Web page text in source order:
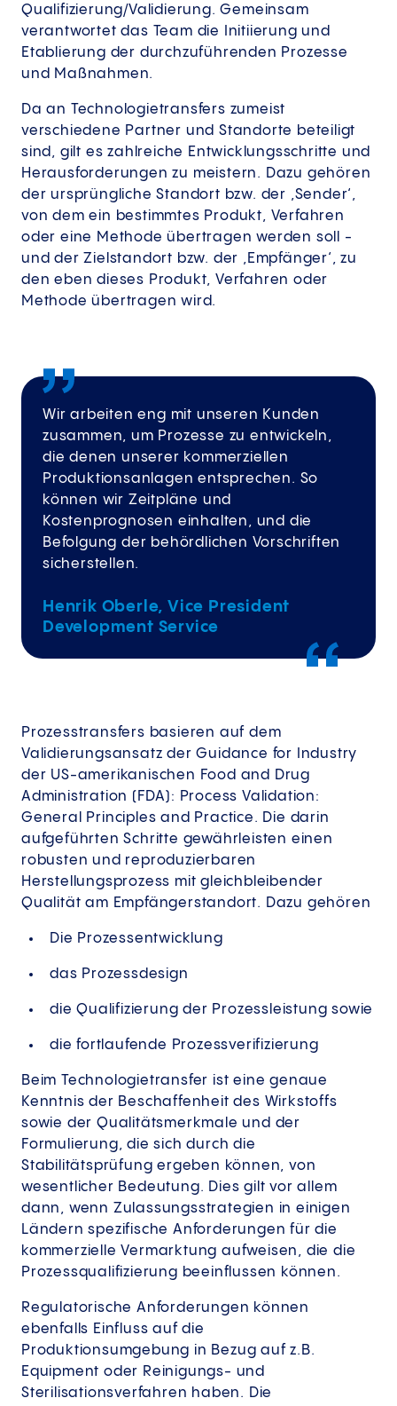
Qualifizierung/Validierung. Gemeinsam
verantwortet das Team die Initiierung und
Etablierung der durchzuführenden Prozesse
und Maßnahmen.
Da an Technologietransfers zumeist
verschiedene Partner und Standorte beteiligt
sind, gilt es zahlreiche Entwicklungsschritte und
Herausforderungen zu meistern. Dazu gehören
der ursprüngliche Standort bzw. der ‚Sender‘,
von dem ein bestimmtes Produkt, Verfahren
oder eine Methode übertragen werden soll -
und der Zielstandort bzw. der ‚Empfänger‘, zu
den eben dieses Produkt, Verfahren oder
Methode übertragen wird.
Wir arbeiten eng mit unseren Kunden
zusammen, um Prozesse zu entwickeln,
die denen unserer kommerziellen
Produktionsanlagen entsprechen. So
können wir Zeitpläne und
Kostenprognosen einhalten, und die
Befolgung der behördlichen Vorschriften
sicherstellen.
Henrik Oberle, Vice President
Development Service
Prozesstransfers basieren auf dem
Validierungsansatz der Guidance for Industry
der US-amerikanischen Food and Drug
Administration (FDA): Process Validation:
General Principles and Practice. Die darin
aufgeführten Schritte gewährleisten einen
robusten und reproduzierbaren
Herstellungsprozess mit gleichbleibender
Qualität am Empfängerstandort. Dazu gehören
Die Prozessentwicklung
das Prozessdesign
die Qualifizierung der Prozessleistung sowie
die fortlaufende Prozessverifizierung
Beim Technologietransfer ist eine genaue
Kenntnis der Beschaffenheit des Wirkstoffs
sowie der Qualitätsmerkmale und der
Formulierung, die sich durch die
Stabilitätsprüfung ergeben können, von
wesentlicher Bedeutung. Dies gilt vor allem
dann, wenn Zulassungsstrategien in einigen
Ländern spezifische Anforderungen für die
kommerzielle Vermarktung aufweisen, die die
Prozessqualifizierung beeinflussen können.
Regulatorische Anforderungen können
ebenfalls Einfluss auf die
Produktionsumgebung in Bezug auf z.B.
Equipment oder Reinigungs- und
Sterilisationsverfahren haben. Die